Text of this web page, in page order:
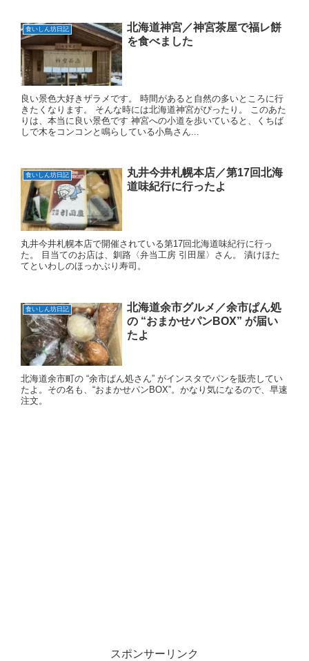
食いしん坊日記
北海道神宮／神宮茶屋で福レ餅
を食べました
良い景色大好きザラメです。 時間があると自然の多いところに行
きたくなります。 そんな時には北海道神宮がぴったり。 このあた
りは、本当に良い景色です 神宮への小道を歩いていると、くちば
しで木をコンコンと鳴らしている小鳥さん...
食いしん坊日記
丸井今井札幌本店／第17回北海
道味紀行に行ったよ
丸井今井札幌本店で開催されている第17回北海道味紀行に行っ
た。 目当てのお店は、釧路〈弁当工房 引田屋〉さん。 漬けほた
てといわしのほっかぶり寿司。
食いしん坊日記
北海道余市グルメ／余市ぱん処
の “おまかせパンBOX” が届い
たよ
北海道余市町の “余市ぱん処さん” がインスタでパンを販売してい
たよ。その名も、“おまかせパンBOX”。かなり気になるので、早速
注文。
スポンサーリンク